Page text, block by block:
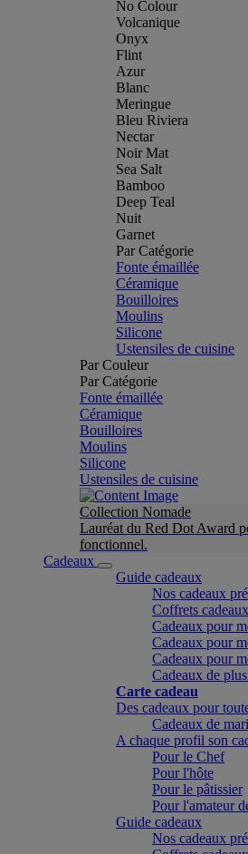
No Colour
Volcanique
Onyx
Flint
Azur
Blanc
Meringue
Bleu Riviera
Nectar
Noir Mat
Sea Salt
Bamboo
Deep Teal
Nuit
Garnet
Par Catégorie
Fonte émaillée
Céramique
Bouilloires
Moulins
Silicone
Ustensiles de cuisine
Par Couleur
Par Catégorie
Fonte émaillée
Céramique
Bouilloires
Moulins
Silicone
Ustensiles de cuisine
Collection Nomade
Lauréat du Red Dot Award
fonctionnel.
Cadeaux
Guide cadeaux
Nos cadeaux
Coffrets cadeaux
Cadeaux pour
Cadeaux pour
Cadeaux pour
Cadeaux de
Carte cadeau
Des cadeaux pour
Cadeaux de
A chaque profil son
Pour le Chef
Pour l'hôte
Pour le pâtissier
Pour l'amateur
Guide cadeaux
Nos cadeaux